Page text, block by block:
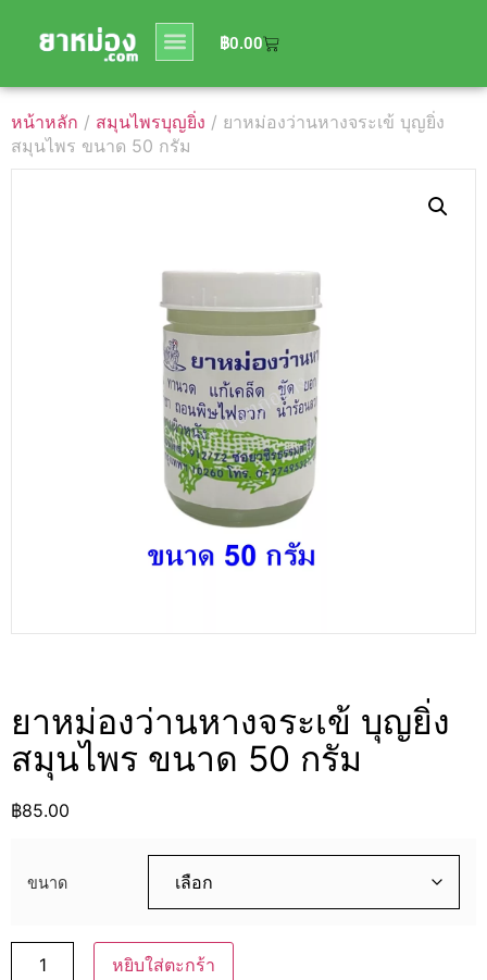
฿0.00
฿0.00
หน้าหลัก / สมุนไพรบุญยิ่ง / ยาหม่องว่านหางจระเข้ บุญยิ่ง
สมุนไพร ขนาด 50 กรัม
ยาหม่องว่านหางจระเข้ บุญยิ่ง
สมุนไพร ขนาด 50 กรัม
฿85.00
ขนาด
หยิบใส่ตะกร้า